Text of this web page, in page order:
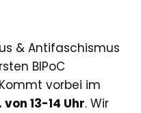
& Antifaschismus
BIPoC
vorbei im
von 13-14 Uhr. Wir